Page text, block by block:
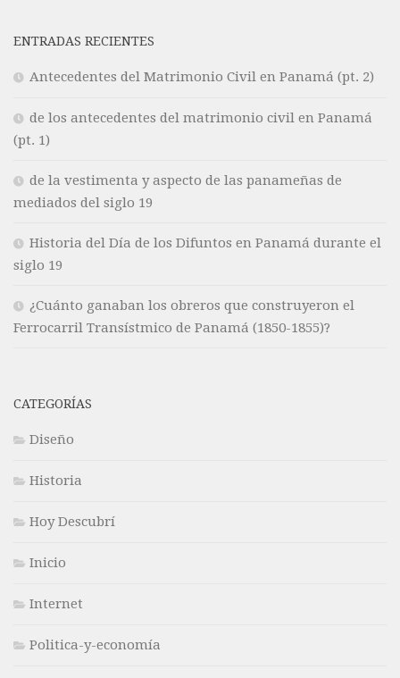
ENTRADAS RECIENTES
Antecedentes del Matrimonio Civil en Panamá (pt. 2)
de los antecedentes del matrimonio civil en Panamá
(pt. 1)
de la vestimenta y aspecto de las panameñas de
mediados del siglo 19
Historia del Día de los Difuntos en Panamá durante el
siglo 19
¿Cuánto ganaban los obreros que construyeron el
Ferrocarril Transístmico de Panamá (1850-1855)?
CATEGORÍAS
Diseño
Historia
Hoy Descubrí
Inicio
Internet
Politica-y-economía